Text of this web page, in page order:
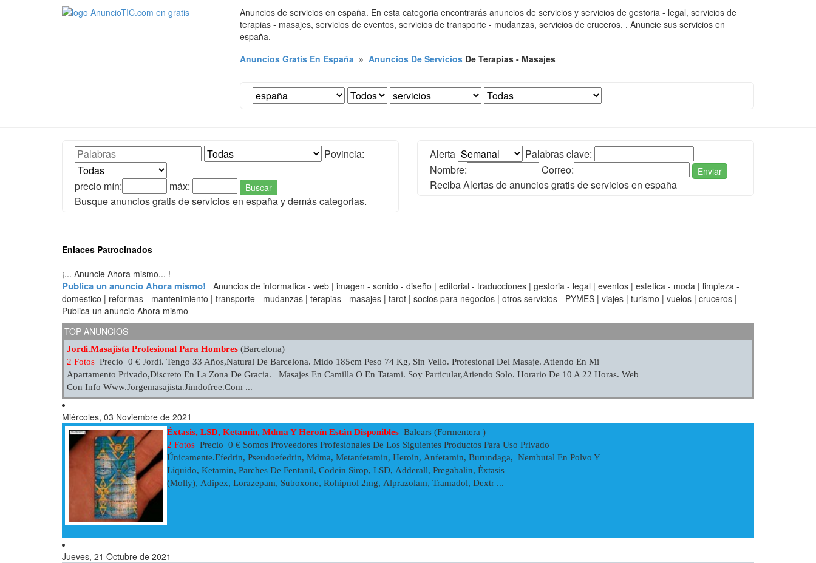
Anuncios de servicios en españa. En esta categoria encontrarás anuncios de servicios y servicios de gestoria - legal, servicios de
terapias - masajes, servicios de eventos, servicios de transporte - mudanzas, servicios de cruceros, . Anuncie sus servicios en
españa.
Anuncios Gratis En España» Anuncios De ServiciosDe Terapias - Masajes
Povincia:
precio mín: máx: Buscar
Busque anuncios gratis de servicios en españa y demás categorias.
Alerta
Palabras clave:
Nombre:
Correo: Enviar
Reciba Alertas de anuncios gratis de servicios en españa
Enlaces Patrocinados
¡... Anuncie Ahora mismo... !
Publica un anuncio Ahora mismo! Anuncios de informatica - web | imagen - sonido - diseño | editorial - traducciones | gestoria - legal | eventos | estetica - moda | limpieza -
domestico | reformas - mantenimiento | transporte - mudanzas | terapias - masajes | tarot | socios para negocios | otros servicios - PYMES | viajes | turismo | vuelos | cruceros |
Publica un anuncio Ahora mismo
TOP ANUNCIOS
Jordi.Masajista Profesional Para Hombres (Barcelona)
2 Fotos Precio 0 € Jordi. Tengo 33 Años,natural De Barcelona. Mido 185cm Peso 74 Kg, Sin Vello. Profesional Del Masaje. Atiendo En Mi
Apartamento Privado,discreto En La Zona De Gracia. Masajes En Camilla O En Tatami. Soy Particular,atiendo Solo. Horario De 10 A 22 Horas. Web
Con Info Www.jorgemasajista.jimdofree.com ...
Miércoles, 03 Noviembre de 2021
Éxtasis, LSD, Ketamin, Mdma Y Heroín Están Disponibles Balears (Formentera )
2 Fotos Precio 0 € Somos Proveedores Profesionales De Los Siguientes Productos Para Uso Privado
Únicamente.Efedrin, Pseudoefedrin, Mdma, Metanfetamin, Heroín, Anfetamin, Burundaga, Nembutal En Polvo Y
Líquido, Ketamin, Parches De Fentanil, Codein Sirop, LSD, Adderall, Pregabalin, Éxtasis
(molly), Adipex, Lorazepam, Suboxone, Rohipnol 2mg, Alprazolam, Tramadol, Dextr ...
Jueves, 21 Octubre de 2021